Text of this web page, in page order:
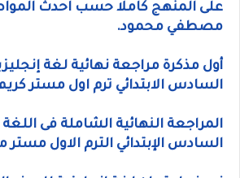
على المنهج كاملا حسب احدث
مصطفي محمود.
أول مذكرة مراجعة نهائية لغة
السادس الابتدائي ترم اول مستر
المراجعة النهائية الشاملة فى
السادس الإبتدائي الترم الاول